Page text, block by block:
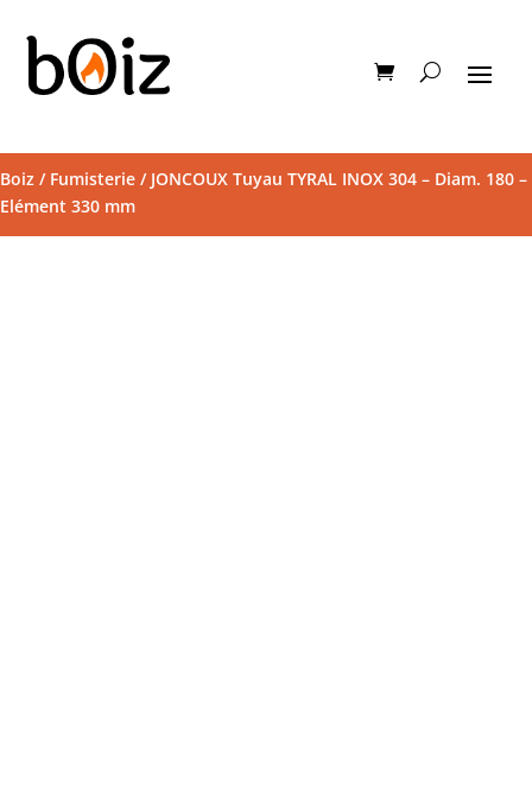
Boiz / Fumisterie / JONCOUX Tuyau TYRAL INOX 304 – Diam. 180 –
Elément 330 mm